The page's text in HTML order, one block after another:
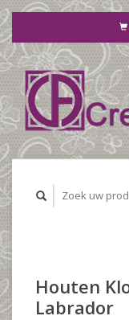
Houten
Labrador